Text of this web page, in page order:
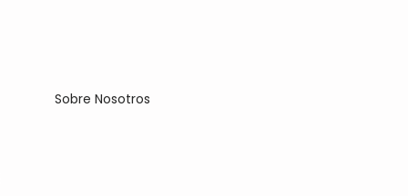
Sobre Nosotros